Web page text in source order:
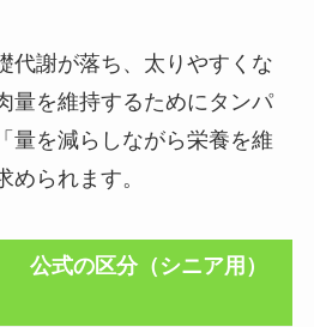
代謝が落ち、太りやすくな
量を維持するためにタンパ
量を減らしながら栄養を維
められます。
公式の区分（シニア用）